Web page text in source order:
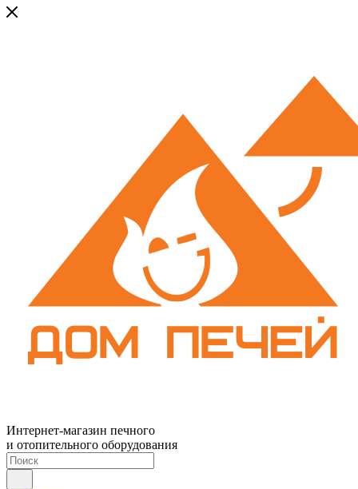
Интернет-магазин печного
и отопительного оборудования